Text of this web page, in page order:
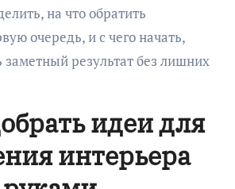
на что обратить
очередь, и с чего начать,
заметный результат без лишних
идеи для
интерьера